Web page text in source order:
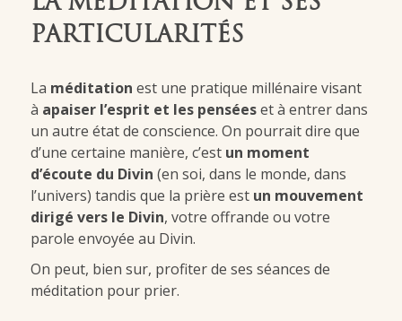
PARTICULARITÉS
La méditation est une pratique millénaire visant
à apaiser l’esprit et les penséeset à entrer dans
un autre état de conscience. On pourrait dire que
d’une certaine manière, c’est un moment
d’écoute du Divin (en soi, dans le monde, dans
l’univers) tandis que la prière est un mouvement
dirigé vers le Divin, votre offrande ou votre
parole envoyée au Divin.
On peut, bien sur, profiter de ses séances de
méditation pour prier.